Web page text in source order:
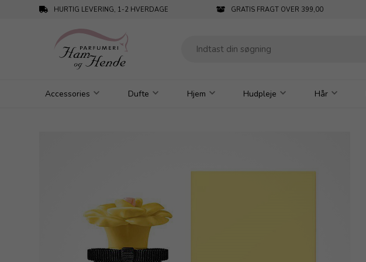
HURTIG LEVERING, 1-2 HVERDAGE GRATIS FRAGT OVER 399,00
Accessories Dufte Hjem Hudpleje Hår